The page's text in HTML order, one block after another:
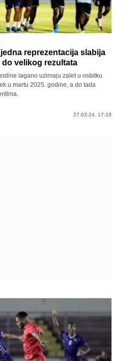
reprezentacija slabija
velikog rezultata
lagano uzimaju zalet u ostatku
u martu 2025. godine, a do tada
27.03.24. 17:18